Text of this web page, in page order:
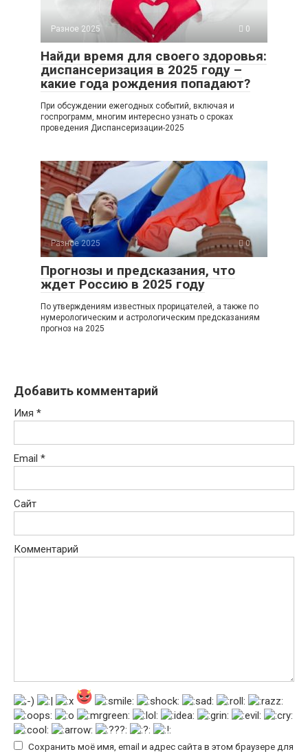
Разное 2025 0
Найди время для своего здоровья:
диспансеризация в 2025 году –
какие года рождения попадают?
При обсуждении ежегодных событий, включая и
госпрограмм, многим интересно узнать о сроках
проведения Диспансеризации-2025
Разное 2025 0
Прогнозы и предсказания, что
ждет Россию в 2025 году
По утверждениям известных прорицателей, а также по
нумерологическим и астрологическим предсказаниям
прогноз на 2025
Добавить комментарий
Имя *
Email *
Сайт
Комментарий
Сохранить моё имя, email и адрес сайта в этом браузере для